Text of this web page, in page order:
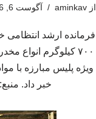
از aminkav آگوست 6, 2026
فرمانده ارشد
۷۰۰ کیلوگرم انواع
ویژه پلیس مبارزه با
خبر داد.